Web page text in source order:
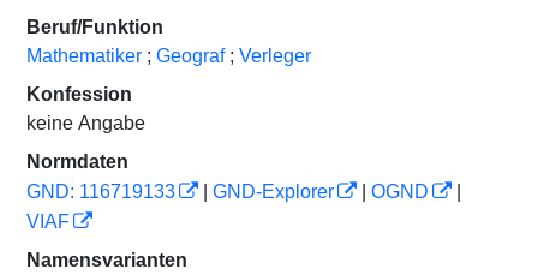
Beruf/Funktion
Mathematiker ; Geograf ; Verleger
Konfession
keine Angabe
Normdaten
GND: 116719133
GND-Explorer OGND
VIAF
Namensvarianten